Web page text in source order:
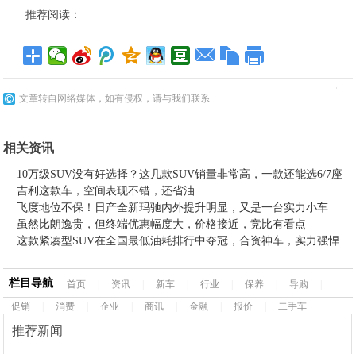
推荐阅读：
文章转自网络媒体，如有侵权，请与我们联系
相关资讯
10万级SUV没有好选择？这几款SUV销量非常高，一款还能选6/7座
吉利这款车，空间表现不错，还省油
飞度地位不保！日产全新玛驰内外提升明显，又是一台实力小车
虽然比朗逸贵，但终端优惠幅度大，价格接近，竞比有看点
这款紧凑型SUV在全国最低油耗排行中夺冠，合资神车，实力强悍
栏目导航 首页 资讯 新车 行业 保养 导购
促销
消费 企业 商讯 金融 报价 二手车
推荐新闻